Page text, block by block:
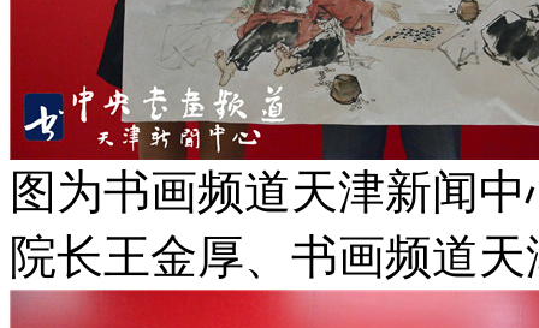
图为书画频道天津新闻
院长王金厚、书画频道